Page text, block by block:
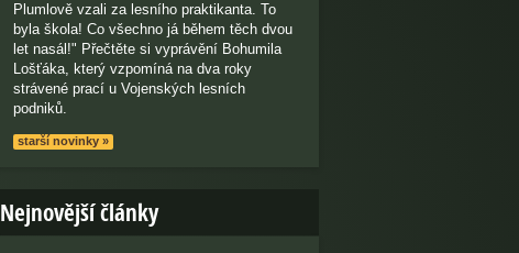
Plumlově vzali za lesního praktikanta. To
byla škola! Co všechno já během těch dvou
let nasál!" Přečtěte si vyprávění Bohumila
Lošťáka, který vzpomíná na dva roky
strávené prací u Vojenských lesních
podniků.
starší novinky »
Nejnovější články